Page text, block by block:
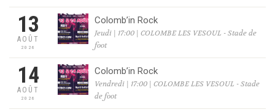
13
AOÛT
2026
Colomb’in Rock
Jeudi | 17:00 | COLOMBE LES VESOUL - Stade de
foot
14
AOÛT
2026
Colomb’in Rock
Vendredi | 17:00 | COLOMBE LES VESOUL - Stade
de foot